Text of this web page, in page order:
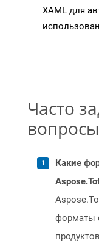
XAML для
Часто
вопросы
Какие
форматы